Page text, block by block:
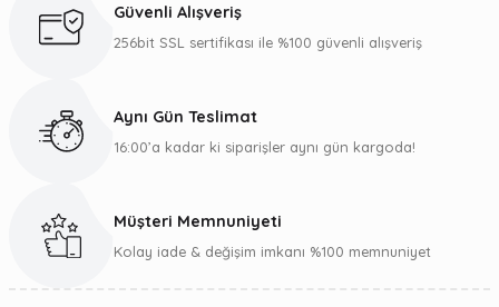
Ürün bilgilerinde hatalar bulunuyor.
Gönder
Güvenli Alışveriş
256bit SSL sertifikası ile %100 güvenli alışveriş
Aynı Gün Teslimat
16:00’a kadar ki siparişler aynı gün kargoda!
Müşteri Memnuniyeti
Kolay iade & değişim imkanı %100 memnuniyet